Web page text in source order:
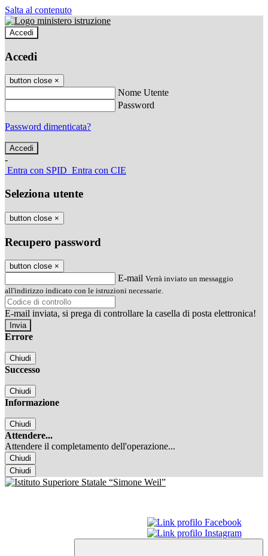
Salta al contenuto
Accedi
Accedi
button close ×
Nome Utente
Password
Password dimenticata?
-
Entra con SPID Entra con CIE
Seleziona utente
button close ×
Recupero password
button close ×
E-mail Verrà inviato un messaggio
all'indirizzo indicato con le istruzioni necessarie.
E-mail inviata, si prega di controllare la casella di posta elettronica!
Errore
Chiudi
Successo
Chiudi
Informazione
Chiudi
Attendere...
Attendere il completamento dell'operazione...
Chiudi
Chiudi